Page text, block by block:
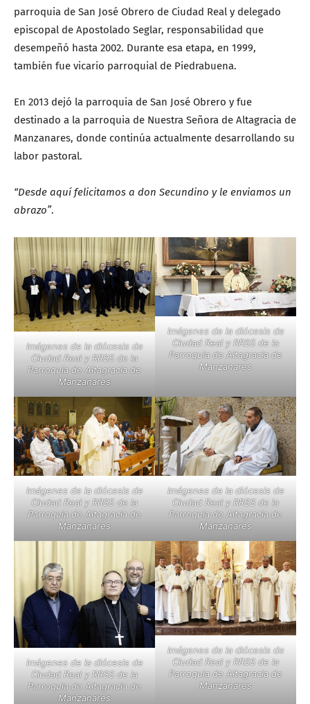
parroquia de San José Obrero de Ciudad Real y delegado
episcopal de Apostolado Seglar, responsabilidad que
desempeñó hasta 2002. Durante esa etapa, en 1999,
también fue vicario parroquial de Piedrabuena.
En 2013 dejó la parroquia de San José Obrero y fue
destinado a la parroquia de Nuestra Señora de Altagracia de
Manzanares, donde continúa actualmente desarrollando su
labor pastoral.
“Desde aquí felicitamos a don Secundino y le enviamos un
abrazo”.
Imágenes de la diócesis de
Ciudad Real y RRSS de la
Parroquia de Altagracia de
Manzanares
Imágenes de la diócesis de
Ciudad Real y RRSS de la
Parroquia de Altagracia de
Manzanares
Imágenes de la diócesis de
Ciudad Real y RRSS de la
Parroquia de Altagracia de
Manzanares
Imágenes de la diócesis de
Ciudad Real y RRSS de la
Parroquia de Altagracia de
Manzanares
Imágenes de la diócesis de
Ciudad Real y RRSS de la
Parroquia de Altagracia de
Manzanares
Imágenes de la diócesis de
Ciudad Real y RRSS de la
Parroquia de Altagracia de
Manzanares